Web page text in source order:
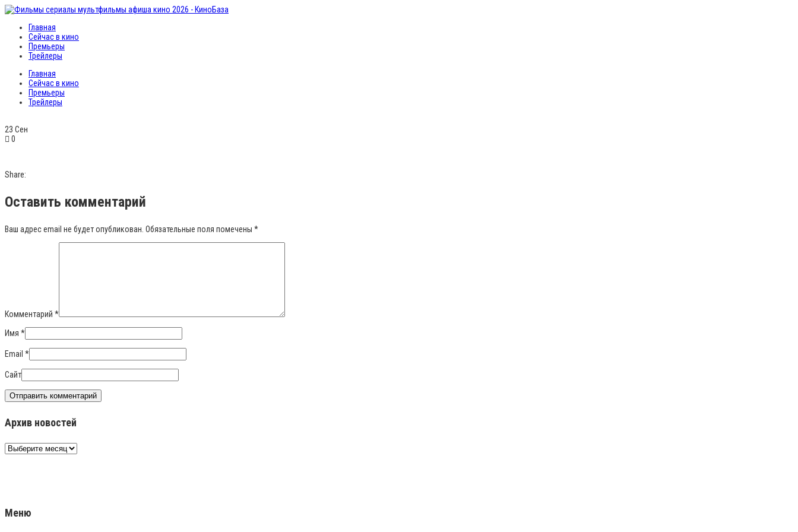
Главная
Сейчас в кино
Премьеры
Трейлеры
Главная
Сейчас в кино
Премьеры
Трейлеры
23 Сен
0
Share:
Оставить комментарий
Ваш адрес email не будет опубликован. Обязательные поля помечены *
Комментарий *
Имя *
Email *
Сайт
Архив новостей
Архив
новостей
Меню